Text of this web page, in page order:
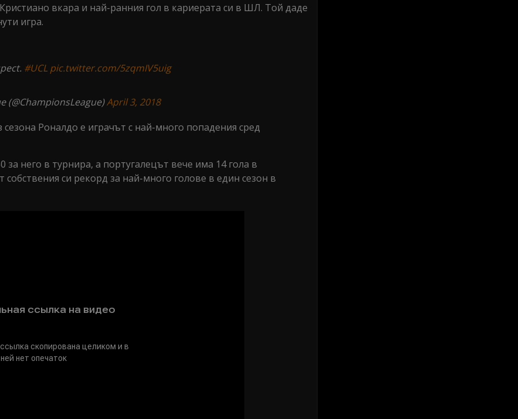
вкара и най-ранния гол в кариерата си в ШЛ. Той даде
игра.
#UCL pic.twitter.com/5zqmIV5uig
(@ChampionsLeague)April 3, 2018
Роналдо е играчът с най-много попадения сред
него в турнира, а португалецът вече има 14 гола в
си рекорд за най-много голове в един сезон в